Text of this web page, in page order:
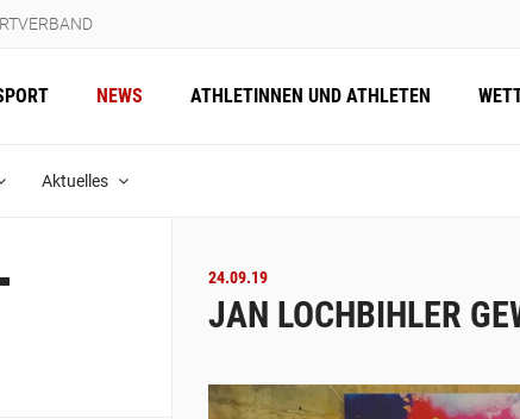
NEWS ATHLETINNEN UND ATHLETEN
Aktuelles
24.09.19
JAN LOCHBIHLER